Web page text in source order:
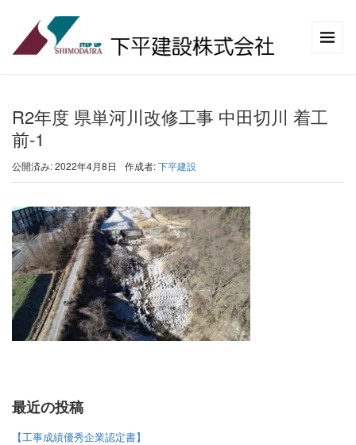
R2年度 県単河川改修工事 中田切川 着工
前-1
公開済み: 2022年4月8日 作成者:下平建設
最近の投稿
【工事成績優秀企業認定書】